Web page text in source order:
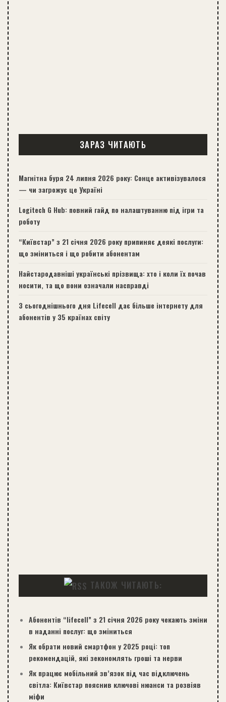
ЗАРАЗ ЧИТАЮТЬ
Магнітна буря 24 липня 2026 року: Сонце активізувалося
— чи загрожує це Україні
Logitech G Hub: повний гайд по налаштуванню під ігри та
роботу
“Київстар” з 21 січня 2026 року припиняє деякі послуги:
що зміниться і що робити абонентам
Найстародавніші українські прізвища: хто і коли їх почав
носити, та що вони означали насправді
З сьогоднішнього дня Lifecell дає більше інтернету для
абонентів у 35 країнах світу
ТАКОЖ ЧИТАЮТЬ:
Абонентів “lifecell” з 21 січня 2026 року чекають зміни
в наданні послуг: що зміниться
Як обрати новий смартфон у 2025 році: топ
рекомендацій, які зекономлять гроші та нерви
Як працює мобільний зв’язок під час відключень
світла: Київстар пояснив ключові нюанси та розвіяв
міфи